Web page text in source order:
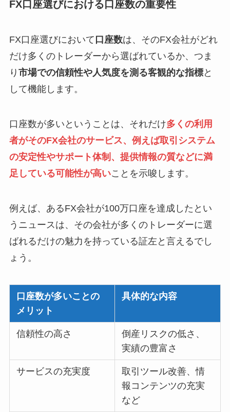
FX口座選びにおける口座数の重要性
FX口座選びにおいて 口座数は、そのFX会社がどれ
だけ多くのトレーダーから選ばれているか、つま
り 市場での信頼性や人気度を測る客観的な指標と
して機能します。
口座数が多いということは、それだけ多くの利用
者がそのFX会社のサービス、例えば取引システム
の安定性やサポート体制、提供情報の質などに満
足している可能性が高いことを示唆します。
例えば、あるFX会社が100万口座を達成したとい
うニュースは、その会社が多くのトレーダーに選
ばれるだけの魅力を持っている証左と言えるでし
ょう。
口座数が多いことの
メリット
具体的な内容
信頼性の高さ
倒産リスクの低さ、
実績の豊富さ
サービスの充実度
取引ツール改善、情
報コンテンツの充実
など